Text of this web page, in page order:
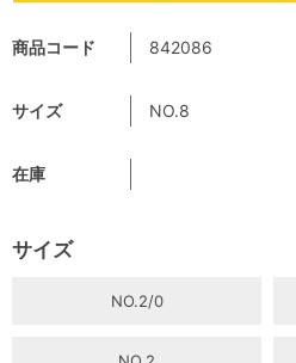
商品コード 842086
サイズ NO.8
在庫
サイズ
NO.2/0